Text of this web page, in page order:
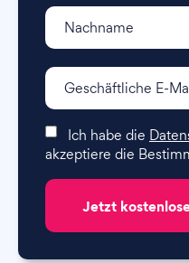
Ich habe die
akzeptiere die
Jetzt